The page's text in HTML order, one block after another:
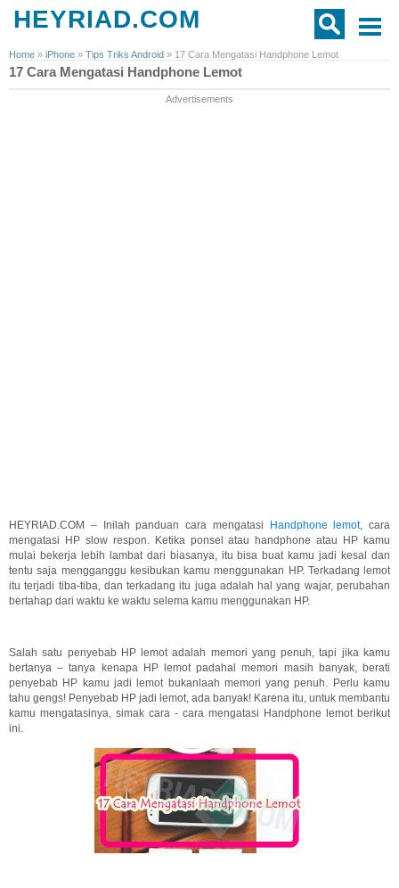
HEYRIAD.COM
Home » iPhone » Tips Triks Android » 17 Cara Mengatasi Handphone Lemot
17 Cara Mengatasi Handphone Lemot
Advertisements
HEYRIAD.COM – Inilah panduan cara mengatasi Handphone lemot, cara
mengatasi HP slow respon. Ketika ponsel atau handphone atau HP kamu
mulai bekerja lebih lambat dari biasanya, itu bisa buat kamu jadi kesal dan
tentu saja mengganggu kesibukan kamu menggunakan HP. Terkadang lemot
itu terjadi tiba-tiba, dan terkadang itu juga adalah hal yang wajar, perubahan
bertahap dari waktu ke waktu selema kamu menggunakan HP.
Salah satu penyebab HP lemot adalah memori yang penuh, tapi jika kamu
bertanya – tanya kenapa HP lemot padahal memori masih banyak, berati
penyebab HP kamu jadi lemot bukanlaah memori yang penuh. Perlu kamu
tahu gengs! Penyebab HP jadi lemot, ada banyak! Karena itu, untuk membantu
kamu mengatasinya, simak cara - cara mengatasi Handphone lemot berikut
ini.